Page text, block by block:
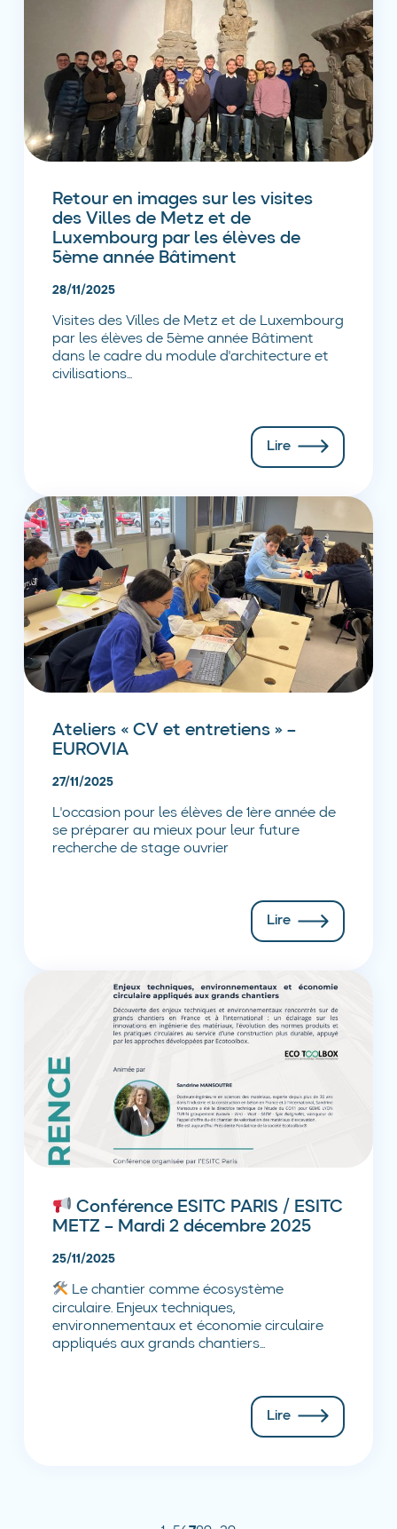
Retour en images sur les visites
des Villes de Metz et de
Luxembourg par les élèves de
5ème année Bâtiment
28/11/2025
Visites des Villes de Metz et de Luxembourg
par les élèves de 5ème année Bâtiment
dans le cadre du module d'architecture et
civilisations...
Lire
Ateliers « CV et entretiens » –
EUROVIA
27/11/2025
L'occasion pour les élèves de 1ère année de
se préparer au mieux pour leur future
recherche de stage ouvrier
Lire
Conférence ESITC PARIS / ESITC
METZ – Mardi 2 décembre 2025
25/11/2025
Le chantier comme écosystème
circulaire. Enjeux techniques,
environnementaux et économie circulaire
appliqués aux grands chantiers...
Lire